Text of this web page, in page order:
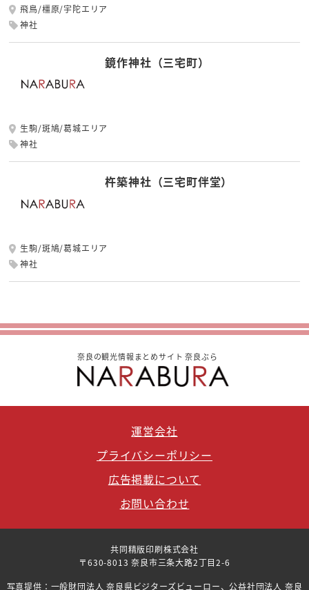
飛鳥/橿原/宇陀エリア
神社
鏡作神社（三宅町）
生駒/斑鳩/葛城エリア
神社
杵築神社（三宅町伴堂）
生駒/斑鳩/葛城エリア
神社
奈良の観光情報まとめサイト 奈良ぶら
運営会社
プライバシーポリシー
広告掲載について
お問い合わせ
共同精版印刷株式会社
〒630-8013 奈良市三条大路2丁目2-6
写真提供：一般財団法人 奈良県ビジターズビューロー、公益社団法人 奈良